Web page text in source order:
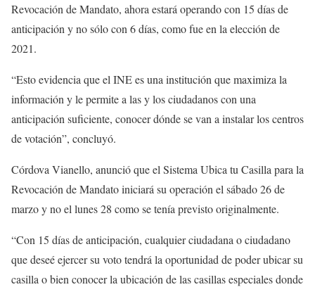
Revocación de Mandato, ahora estará operando con 15 días de
anticipación y no sólo con 6 días, como fue en la elección de
2021.
“Esto evidencia que el INE es una institución que maximiza la
información y le permite a las y los ciudadanos con una
anticipación suficiente, conocer dónde se van a instalar los centros
de votación”, concluyó.
Córdova Vianello, anunció que el Sistema Ubica tu Casilla para la
Revocación de Mandato iniciará su operación el sábado 26 de
marzo y no el lunes 28 como se tenía previsto originalmente.
“Con 15 días de anticipación, cualquier ciudadana o ciudadano
que deseé ejercer su voto tendrá la oportunidad de poder ubicar su
casilla o bien conocer la ubicación de las casillas especiales donde